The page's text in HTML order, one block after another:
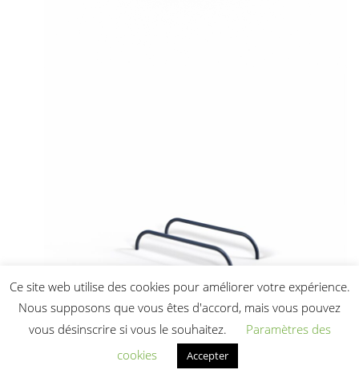
Ce site web utilise des cookies pour améliorer votre expérience.
Nous supposons que vous êtes d'accord, mais vous pouvez
vous désinscrire si vous le souhaitez.
Paramètres des
cookies
Accepter